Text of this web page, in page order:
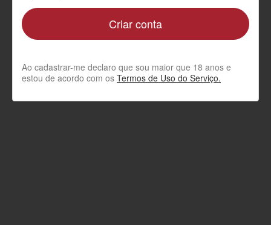
Criar conta
Ao cadastrar-me declaro que sou maior que 18 anos e
estou de acordo com os Termos de Uso do Serviço.